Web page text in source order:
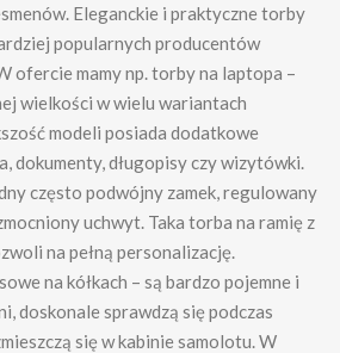
Eleganckie i praktyczne torby
popularnych producentów
ofercie mamy np. torby na laptopa –
wielkości w wielu wariantach
modeli posiada dodatkowe
dokumenty, długopisy czy wizytówki.
często podwójny zamek, regulowany
uchwyt. Taka torba na ramię z
na pełną personalizację.
na kółkach – są bardzo pojemne i
doskonale sprawdzą się podczas
się w kabinie samolotu. W